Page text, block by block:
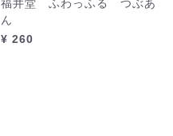
福井堂 ふわっふる つぶあ
ん
¥ 260